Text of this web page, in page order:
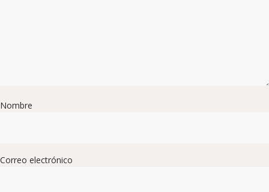
Nombre
Correo electrónico